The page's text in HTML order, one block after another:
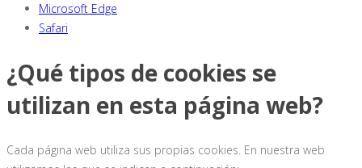
Microsoft Edge
Safari
¿Qué tipos de cookies se
utilizan en esta página web?
Cada página web utiliza sus propias cookies. En nuestra web